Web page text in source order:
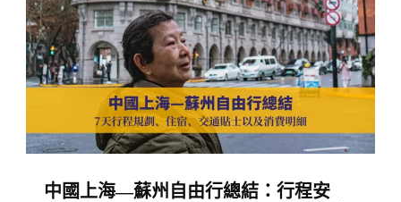
記】
上
海
蘇
州
自
行
中國上海—蘇州自由行總結：行程安